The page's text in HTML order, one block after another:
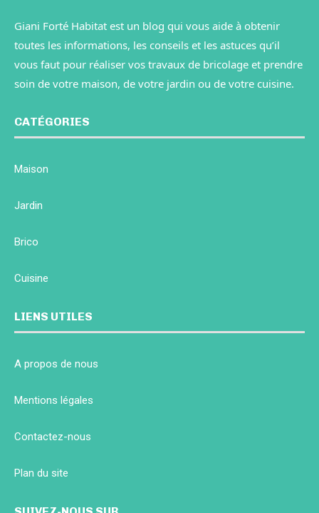
Giani Forté Habitat est un blog qui vous aide à obtenir
toutes les informations, les conseils et les astuces qu’il
vous faut pour réaliser vos travaux de bricolage et prendre
soin de votre maison, de votre jardin ou de votre cuisine.
CATÉGORIES
Maison
Jardin
Brico
Cuisine
LIENS UTILES
A propos de nous
Mentions légales
Contactez-nous
Plan du site